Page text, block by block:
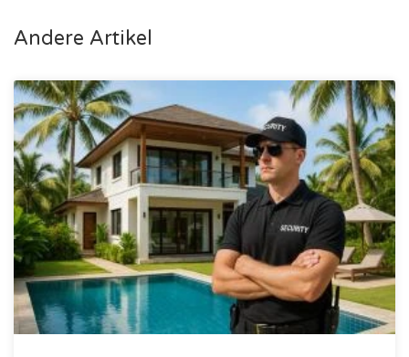
Andere Artikel